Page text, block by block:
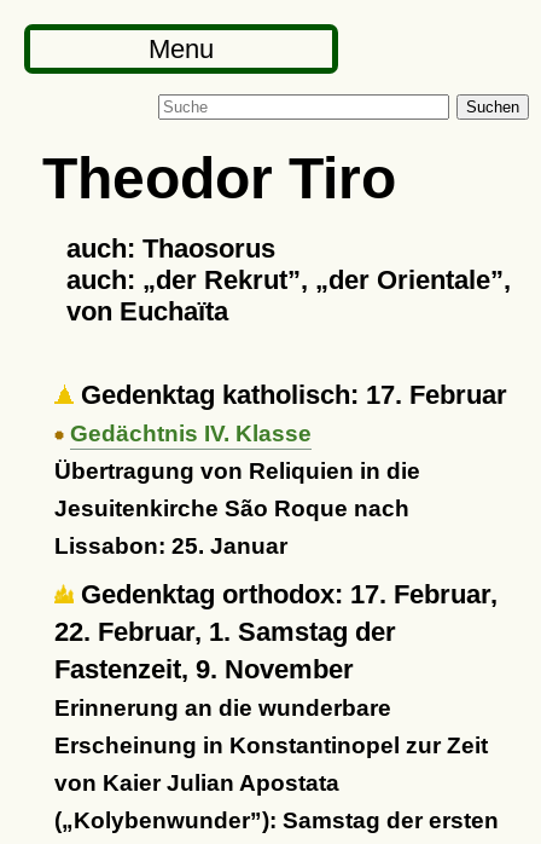
Menu
Suchen
Theodor Tiro
auch: Thaosorus
auch:
der Rekrut , der Orientale ,
von Euchaïta
Gedenktag katholisch: 17. Februar
Gedächtnis IV. Klasse
Übertragung von Reliquien in die
Jesuitenkirche São Roque nach
Lissabon: 25. Januar
Gedenktag orthodox: 17. Februar,
22. Februar, 1. Samstag der
Fastenzeit, 9. November
Erinnerung an die wunderbare
Erscheinung in Konstantinopel zur Zeit
von Kaier Julian Apostata
( Kolybenwunder ): Samstag der ersten